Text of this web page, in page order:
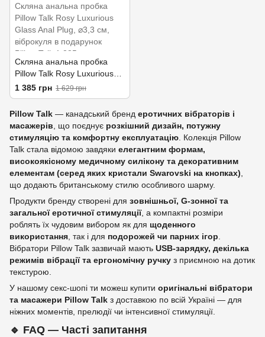
Скляна анальна пробка
Pillow Talk Rosy Luxurious
Glass Anal Plug, ⌀3,3 см,
віброкуля в подарунок
1 385 грн 1 629 грн
Pillow Talk — канадський бренд еротичних вібраторів і
масажерів, що поєднує розкішний дизайн, потужну
стимуляцію та комфортну експлуатацію. Колекція Pillow
Talk стала відомою завдяки елегантним формам,
високоякісному медичному силікону та декоративним
елементам (серед яких кристали Swarovski на кнопках),
що додають британському стилю особливого шарму.
Продукти бренду створені для зовнішньої, G‑зонної та
загальної еротичної стимуляції, а компактні розміри
роблять їх чудовим вибором як для щоденного
використання, так і для подорожей чи парних ігор.
Вібратори Pillow Talk зазвичай мають USB‑зарядку, декілька
режимів вібрації та ергономічну ручку з приємною на дотик
текстурою.
У нашому секс‑шопі ти можеш купити оригінальні вібратори
та масажери Pillow Talk з доставкою по всій Україні — для
ніжних моментів, прелюдії чи інтенсивної стимуляції.
🔹 FAQ — Часті запитання